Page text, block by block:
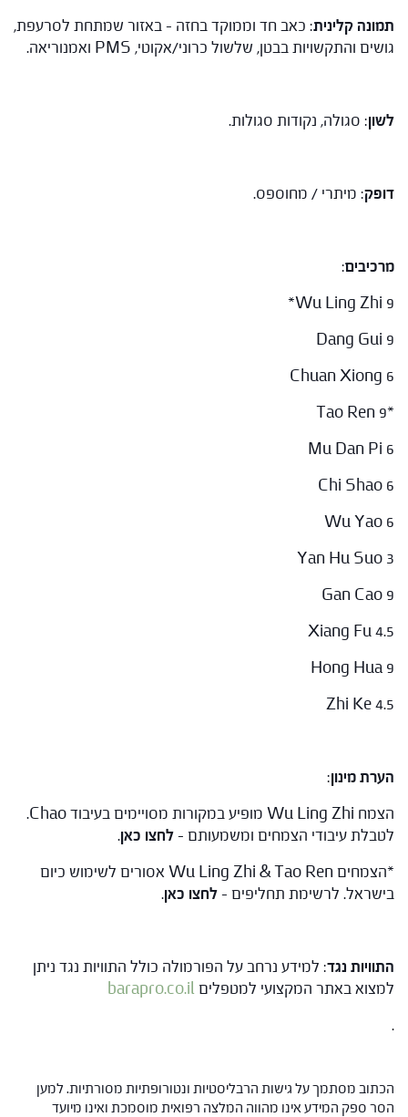
תמונה קלינית: כאב חד וממוקד בחזה – באזור שמתחת לסרעפת,
גושים והתקשויות בבטן, שלשול כרוני/אקוטי, PMS ואמנוריאה.
לשון: סגולה, נקודות סגולות.
דופק: מיתרי / מחוספס.
מרכיבים:
Wu Ling Zhi 9*
Dang Gui 9
Chuan Xiong 6
*Tao Ren 9
Mu Dan Pi 6
Chi Shao 6
Wu Yao 6
Yan Hu Suo 3
Gan Cao 9
Xiang Fu 4.5
Hong Hua 9
Zhi Ke 4.5
הערת מינון:
הצמח Wu Ling Zhi מופיע במקורות מסויימים בעיבוד Chao.
לטבלת עיבודי הצמחים ומשמעותם –לחצו כאן.
*הצמחים Wu Ling Zhi & Tao Ren אסורים לשימוש כיום
בישראל. לרשימת תחליפים –לחצו כאן.
התוויות נגד: למידע נרחב על הפורמולה כולל התוויות נגד ניתן
למצוא באתר המקצועי למטפליםbarapro.co.il
.
הכתוב מסתמך על גישות הרבליסטיות ונטורופתיות מסורתיות. למען
הסר ספק המידע אינו מהווה המלצה רפואית מוסמכת ואינו מיועד